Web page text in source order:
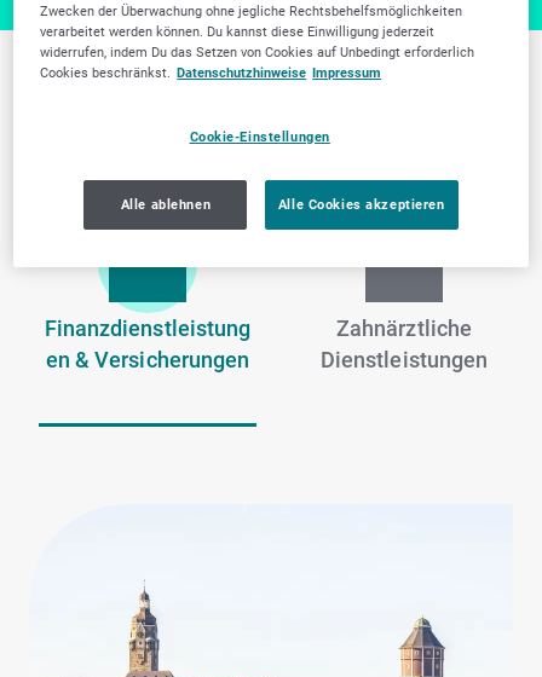
Remscheid
Finanzdienstleistung
en & Versicherungen
Zahnärztliche
Dienstleistungen
Zwecken der Überwachung ohne jegliche Rechtsbehelfsmöglichkeiten
verarbeitet werden können. Du kannst diese Einwilligung jederzeit
widerrufen, indem Du das Setzen von Cookies auf Unbedingt erforderlich
Cookies beschränkst. Datenschutzhinweise Impressum
Cookie-Einstellungen
Alle ablehnen Alle Cookies akzeptieren